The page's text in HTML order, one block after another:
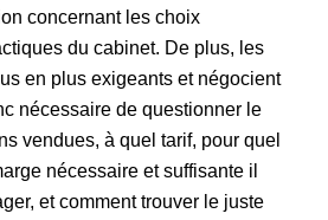
concernant les choix
du cabinet. De plus, les
en plus exigeants et négocient
nécessaire de questionner le
vendues, à quel tarif, pour quel
nécessaire et suffisante il
et comment trouver le juste